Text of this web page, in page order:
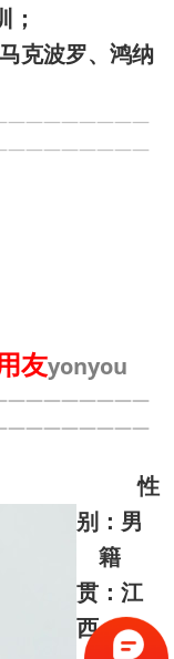
克波罗、鸿纳
顾问
yonyou
福 性
别：男
籍
贯：江
西